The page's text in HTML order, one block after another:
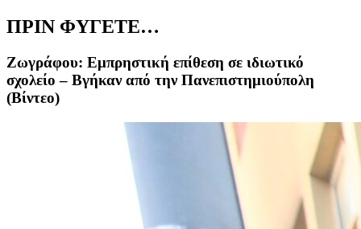
ΠΡΙΝ ΦΥΓΕΤΕ…
Ζωγράφου: Εμπρηστική επίθεση σε ιδιωτικό
σχολείο – Βγήκαν από την Πανεπιστημιούπολη
(Βίντεο)